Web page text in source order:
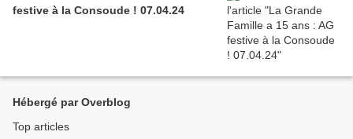
festive à la Consoude ! 07.04.24
Hébergé par Overblog
Top articles